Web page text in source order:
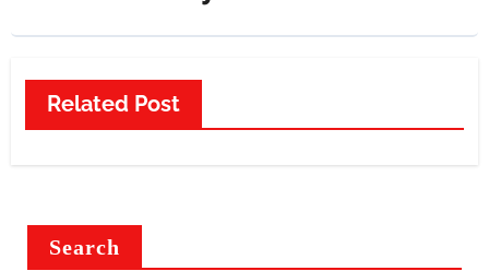
Related Post
Search